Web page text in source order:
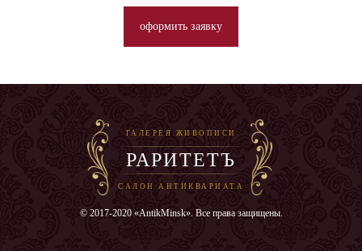
оформить заявку
ГАЛЕРЕЯ ЖИВОПИСИ
РАРИТЕТЪ
САЛОН АНТИКВАРИАТА
© 2017-2020 «AntikMinsk». Все права защищены.